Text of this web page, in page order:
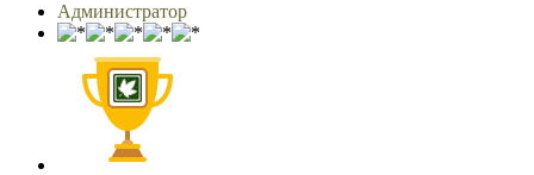
Администратор